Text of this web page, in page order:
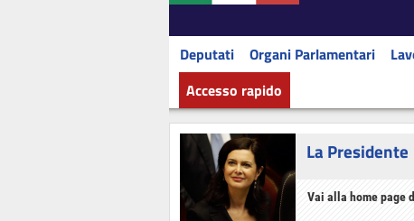
Deputati Organi Parlamentari
Accesso rapido
La Presidente
Vai alla home page